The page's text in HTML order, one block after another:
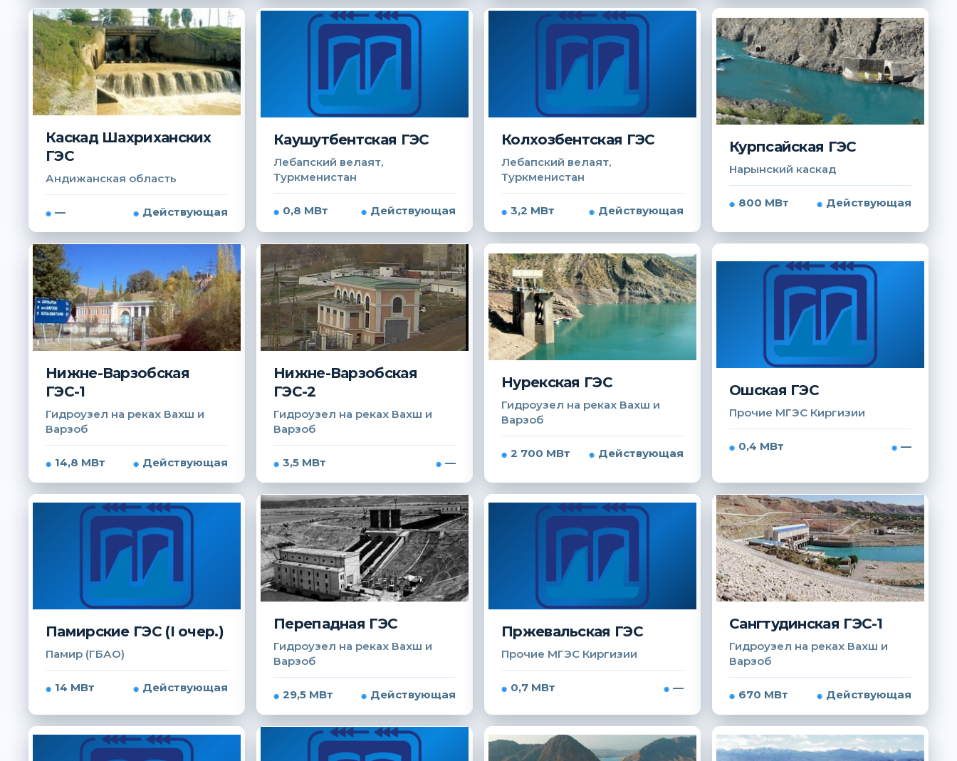
Каскад Шахриханских
ГЭС
Андижанская область
— Действующая
Каушутбентская ГЭС
Лебапский велаят,
Туркменистан
0,8 МВт Действующая
Колхозбентская ГЭС
Лебапский велаят,
Туркменистан
3,2 МВт Действующая
Курпсайская ГЭС
Нарынский каскад
800 МВт Действующая
Нижне-Варзобская
ГЭС-1
Гидроузел на реках Вахш и
Варзоб
14,8 МВт Действующая
Нижне-Варзобская
ГЭС-2
Гидроузел на реках Вахш и
Варзоб
3,5 МВт —
Нурекская ГЭС
Гидроузел на реках Вахш и
Варзоб
2 700 МВт Действующая
Ошская ГЭС
Прочие МГЭС Киргизии
0,4 МВт —
Памирские ГЭС (I очер.)
Памир (ГБАО)
14 МВт Действующая
Перепадная ГЭС
Гидроузел на реках Вахш и
Варзоб
29,5 МВт Действующая
Пржевальская ГЭС
Прочие МГЭС Киргизии
0,7 МВт —
Сангтудинская ГЭС-1
Гидроузел на реках Вахш и
Варзоб
670 МВт Действующая